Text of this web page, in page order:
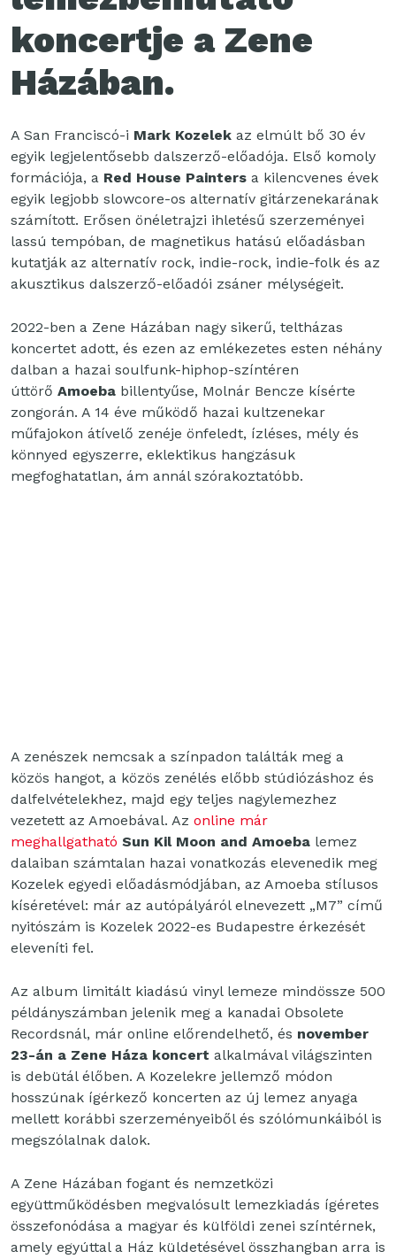
koncertje a Zene
Házában.
A San Franciscó-i Mark Kozelek az elmúlt bő 30 év
egyik legjelentősebb dalszerző-előadója. Első komoly
formációja, a Red House Painters a kilencvenes évek
egyik legjobb slowcore-os alternatív gitárzenekarának
számított. Erősen önéletrajzi ihletésű szerzeményei
lassú tempóban, de magnetikus hatású előadásban
kutatják az alternatív rock, indie-rock, indie-folk és az
akusztikus dalszerző-előadói zsáner mélységeit.
2022-ben a Zene Házában nagy sikerű, teltházas
koncertet adott, és ezen az emlékezetes esten néhány
dalban a hazai soulfunk-hiphop-színtéren
úttörő Amoeba billentyűse, Molnár Bencze kísérte
zongorán. A 14 éve működő hazai kultzenekar
műfajokon átívelő zenéje önfeledt, ízléses, mély és
könnyed egyszerre, eklektikus hangzásuk
megfoghatatlan, ám annál szórakoztatóbb.
A zenészek nemcsak a színpadon találták meg a
közös hangot, a közös zenélés előbb stúdiózáshoz és
dalfelvételekhez, majd egy teljes nagylemezhez
vezetett az Amoebával. Az online már
meghallgatható Sun Kil Moon and Amoeba lemez
dalaiban számtalan hazai vonatkozás elevenedik meg
Kozelek egyedi előadásmódjában, az Amoeba stílusos
kíséretével: már az autópályáról elnevezett „M7” című
nyitószám is Kozelek 2022-es Budapestre érkezését
eleveníti fel.
Az album limitált kiadású vinyl lemeze mindössze 500
példányszámban jelenik meg a kanadai Obsolete
Recordsnál, már online előrendelhető, és november
23-án a Zene Háza koncert alkalmával világszinten
is debütál élőben. A Kozelekre jellemző módon
hosszúnak ígérkező koncerten az új lemez anyaga
mellett korábbi szerzeményeiből és szólómunkáiból is
megszólalnak dalok.
A Zene Házában fogant és nemzetközi
együttműködésben megvalósult lemezkiadás ígéretes
összefonódása a magyar és külföldi zenei színtérnek,
amely egyúttal a Ház küldetésével összhangban arra is